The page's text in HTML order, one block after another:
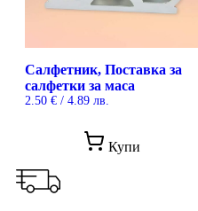
Салфетник, Поставка за
салфетки за маса
2.50 € / 4.89 лв.
Купи